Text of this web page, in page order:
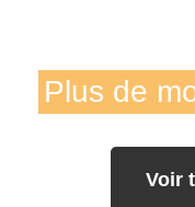
Plus de
Voir